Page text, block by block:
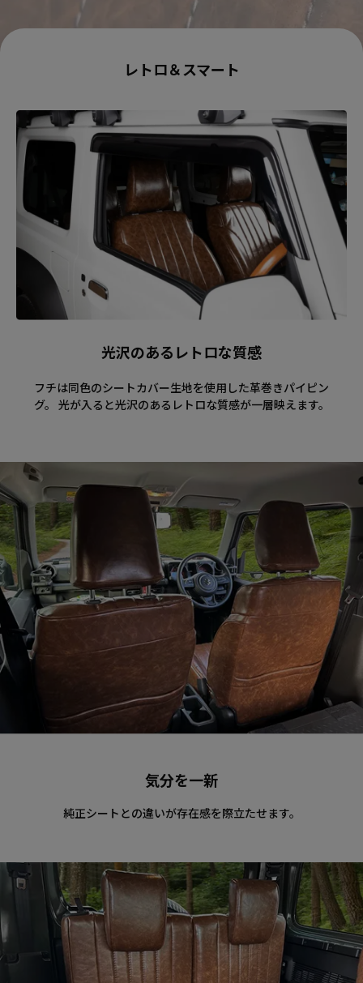
レトロ＆スマート
光沢のあるレトロな質感
フチは同色のシートカバー生地を使用した革巻きパイピン
グ。 光が入ると光沢のあるレトロな質感が一層映えます。
気分を一新
純正シートとの違いが存在感を際立たせます。